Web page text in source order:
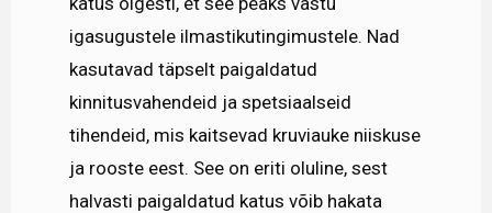
igasugustele ilmastikutingimustele. Nad
kasutavad täpselt paigaldatud
kinnitusvahendeid ja spetsiaalseid
tihendeid, mis kaitsevad kruviauke niiskuse
ja rooste eest. See on eriti oluline, sest
halvasti paigaldatud katus võib hakata